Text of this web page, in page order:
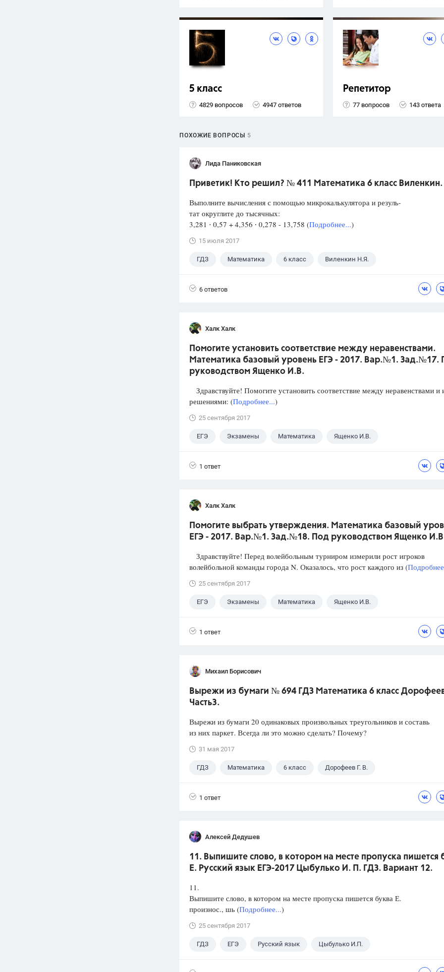
5 класс
4829 вопросов 4947 ответов
Репетитор
77 вопросов 143 ответа
ПОХОЖИЕ ВОПРОСЫ 5
Лида Паниковская
Приветик! Кто решил? № 411 Математика 6 класс Виленкин.
Выполните вычисления с помощью микрокалькулятора и резуль-
тат округлите до тысячных:
3,281 ∙ 0,57 + 4,356 ∙ 0,278 - 13,758 (Подробнее...)
15 июля 2017
ГДЗ Математика 6 класс Виленкин Н.Я.
6 ответов
Халк Халк
Помогите установить соответствие между неравенствами.
Математика базовый уровень ЕГЭ - 2017. Вар.№1. Зад.№17.
руководством Ященко И.В.
Здравствуйте! Помогите установить соответствие между неравенствами и
решениями: (Подробнее...)
25 сентября 2017
ЕГЭ Экзамены Математика Ященко И.В.
1 ответ
Халк Халк
Помогите выбрать утверждения. Математика базовый
ЕГЭ - 2017. Вар.№1. Зад.№18. Под руководством Ященко
Здравствуйте! Перед волейбольным турниром измерили рост игроков
волейбольной команды города N. Оказалось, что рост каждого из (
25 сентября 2017
ЕГЭ Экзамены Математика Ященко И.В.
1 ответ
Михаил Борисович
Вырежи из бумаги № 694 ГДЗ Математика 6 класс
Часть3.
Вырежи из бумаги 20 одинаковых произвольных треугольников и составь
из них паркет. Всегда ли это можно сделать? Почему?
31 мая 2017
ГДЗ Математика 6 класс Дорофеев Г. В.
1 ответ
Алексей Дедушев
11. Выпишите слово, в котором на месте пропуска пишется
Е. Русский язык ЕГЭ-2017 Цыбулько И. П. ГДЗ. Вариант 12.
11.
Выпишите слово, в котором на месте пропуска пишется буква Е.
произнос., шь (Подробнее...)
25 сентября 2017
ГДЗ ЕГЭ Русский язык Цыбулько И.П.